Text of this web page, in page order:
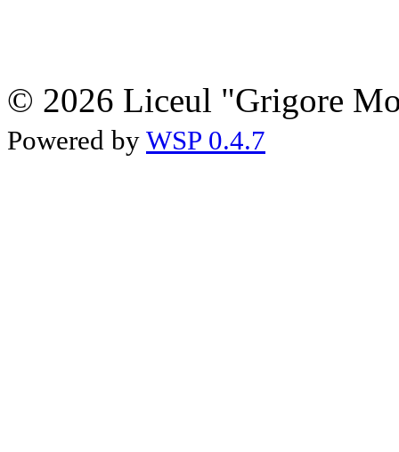
© 2026 Liceul "Grigore
Powered by WSP 0.4.7